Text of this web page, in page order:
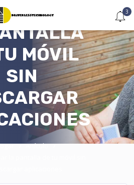
3
GRABAR
MÓVIL
SIN
Artículo